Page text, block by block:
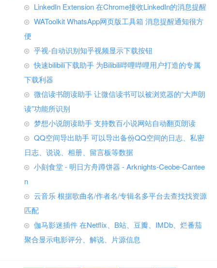
LinkedIn Extension 在Chrome接收LinkedIn的消息提醒
WAToolkit WhatsApp网页版工具箱 消息提醒通知很方
便
乎视-自动识别知乎视频显示下载按钮
快速bilibili下载助手 为Bilibili哔哩哔哩用户打造的专属
下载利器
微信读书朗读助手 让微信读书可以被浏览器的“大声朗
读”功能所识别
梦想小说朗读助手 支持数百小说网站自动翻页朗读
QQ空间导出助手 可以导出备份QQ空间的日志、私密
日志、说说、相册、留言板等数据
小刻食堂 - 明日方舟蹲饼器 - Arknights-Ceobe-Cantee
n
云音乐 根据歌曲名/作者名/专辑名多平台去查找找资源
匹配
伽马影迷插件 在Netflix、B站、豆瓣、IMDb、烂番茄
聚合显示电影评分、解说、片源信息